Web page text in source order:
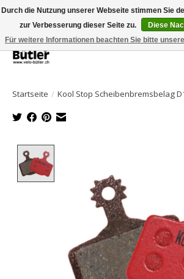
Große Auswahl an Produkten und schneller Versand!
Startseite / Kool Stop Scheibenbremsbelag
Durch die Nutzung unserer Webseite stimmen Sie
zur Verbesserung dieser Seite zu.
Diese
Für weitere Informationen beachten Sie bitte